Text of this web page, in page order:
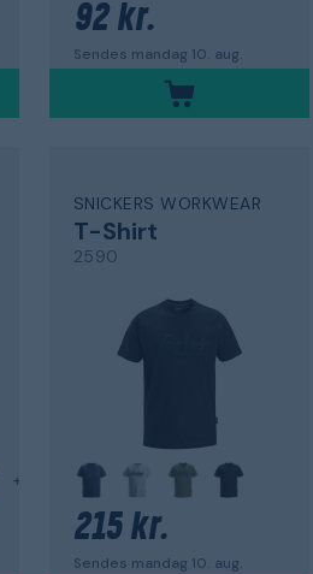
92 kr.
Sendes mandag 10. aug.
+
SNICKERS WORKWEAR
T-Shirt
2590
215 kr.
Sendes mandag 10. aug.